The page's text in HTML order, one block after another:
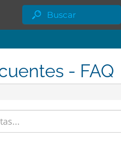
- FAQ